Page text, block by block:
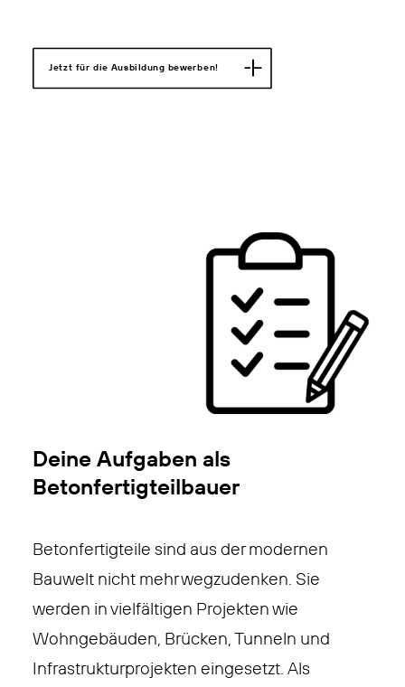
Jetzt für die Ausbildung bewerben!
Deine Aufgaben als
Betonfertigteilbauer
Betonfertigteile sind aus der modernen
Bauwelt nicht mehr wegzudenken. Sie
werden in vielfältigen Projekten wie
Wohngebäuden, Brücken, Tunneln und
Infrastrukturprojekten eingesetzt. Als